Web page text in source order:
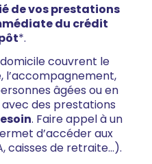
de vos prestations
du crédit
*.
domicile couvrent le
l’accompagnement,
âgées ou en
des prestations
. Faire appel à un
d’accéder aux
caisses de retraite…).